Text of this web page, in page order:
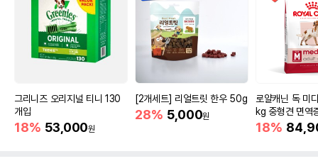
그리니즈 오리지널 티니 130
개입
18% 53,000원
[2개세트] 리얼트릿 한우 50g
28% 5,000원
로얄캐닌 독 미
kg 중형견 면역
18%